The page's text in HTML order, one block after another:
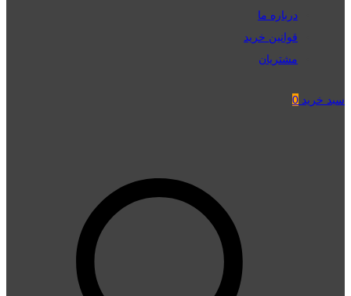
درباره ما
قوانین خرید
مشتریان
سبد خرید 0